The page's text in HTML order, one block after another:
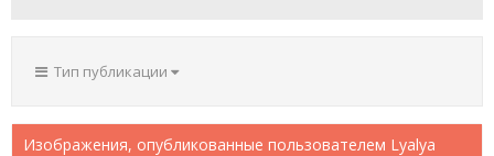
Тип публикации
Изображения, опубликованные пользователем Lyalya